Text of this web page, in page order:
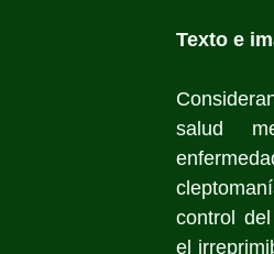
Texto e
salud
control
el